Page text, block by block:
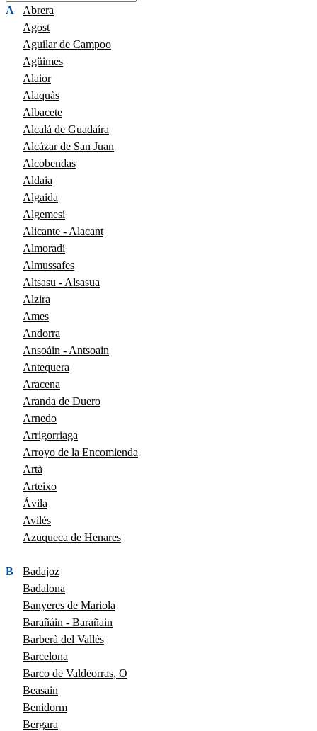
A
Abrera
Agost
Aguilar de Campoo
Agüimes
Alaior
Alaquàs
Albacete
Alcalá de Guadaíra
Alcázar de San Juan
Alcobendas
Aldaia
Algaida
Algemesí
Alicante - Alacant
Almoradí
Almussafes
Altsasu - Alsasua
Alzira
Ames
Andorra
Ansoáin - Antsoain
Antequera
Aracena
Aranda de Duero
Arnedo
Arrigorriaga
Arroyo de la Encomienda
Artà
Arteixo
Ávila
Avilés
Azuqueca de Henares
B
Badajoz
Badalona
Banyeres de Mariola
Barañáin - Barañain
Barberà del Vallès
Barcelona
Barco de Valdeorras, O
Beasain
Benidorm
Bergara